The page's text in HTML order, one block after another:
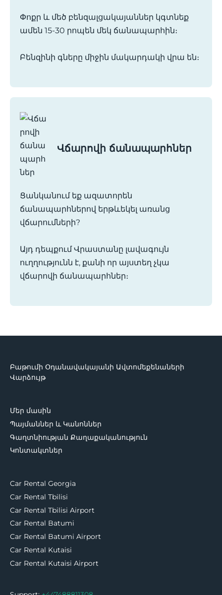
Փոքր և մեծ բենզալցակայաններ կգտնեք
ամեն 15-30 րոպեն մեկ ճանապարհին։
Բենզինի գները միջին մակարդակի վրա են։
Վճարովի ճանապարհներ
Ցանկանում եք ազատորեն
ճանապարհներով երթևեկել առանց
վճարումների?
Այդ դեպքում Վրաստանը լավագույն
ուղղությունն է, քանի որ այստեղ չկա
վճարովի ճանապարհներ։
Բաթումի Օդանավակայանի Ավտոմեքենաների
Վարձույթ
Մեր մասին
Պայմաններ և Կանոններ
Գաղտնիության Քաղաքականություն
Կոնտակտներ
Car Rental Georgia
Car Rental Tbilisi
Car Rental Tbilisi Airport
Car Rental Batumi
Car Rental Batumi Airport
Car Rental Kutaisi
Car Rental Kutaisi Airport